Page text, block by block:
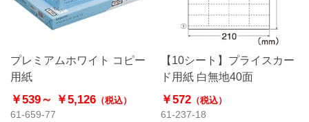
プレミアムホワイト コピー
用紙
￥539～ ￥5,126 （税込）
61-659-77
【10シート】プライスカー
ド用紙 白無地40面
￥572（税込）
61-237-18